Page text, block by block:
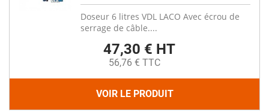
Doseur 6 litres VDL LACO Avec écrou de
serrage de câble....
47,30 € HT
56,76 € TTC
VOIR LE PRODUIT